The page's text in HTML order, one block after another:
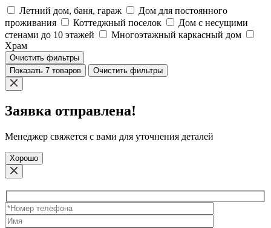
Летний дом, баня, гараж
Дом для постоянного
проживания
Коттеджный поселок
Дом с несущими
стенами до 10 этажей
Многоэтажный каркасный дом
Храм
Очистить фильтры
Показать 7 товаров
Очистить фильтры
Заявка отправлена!
Менеджер свяжется с вами для уточнения деталей
Хорошо